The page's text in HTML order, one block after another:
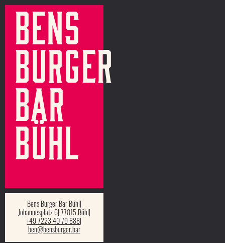
Bens
Burger
Bar
Bühl
Bens Burger Bar Bühl
Johannesplatz 6 77815 Bühl
+49 7223 40 79 888
ben@bensburger.bar